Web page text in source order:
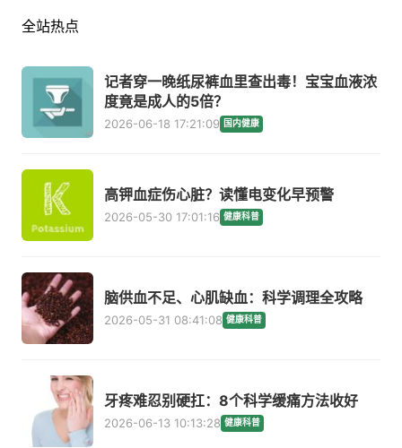
全站热点
记者穿一晚纸尿裤血里查出毒！宝宝血液浓
度竟是成人的5倍？
2026-06-18 17:21:09 国内健康
高钾血症伤心脏？读懂电变化早预警
2026-05-30 17:01:16 健康科普
脑供血不足、心肌缺血：科学调理全攻略
2026-05-31 08:41:08 健康科普
牙疼难忍别硬扛：8个科学缓痛方法收好
2026-06-13 10:13:28 健康科普